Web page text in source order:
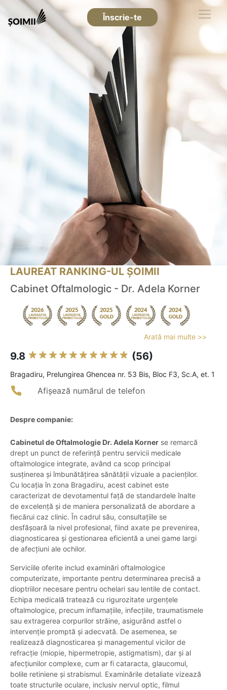
Înscrie-te
LAUREAT RANKING-UL ȘOIMII
Cabinet Oftalmologic - Dr. Adela Korner
Arată mai multe >>
9.8 (56)
Bragadiru, Prelungirea Ghencea nr. 53 Bis, Bloc F3, Sc.A, et. 1
Afișează numărul de telefon
Despre companie:
Cabinetul de Oftalmologie Dr. Adela Korner se remarcă
drept un punct de referință pentru servicii medicale
oftalmologice integrate, având ca scop principal
susținerea și îmbunătățirea sănătății vizuale a pacienților.
Cu locația în zona Bragadiru, acest cabinet este
caracterizat de devotamentul față de standardele înalte
de excelență și de maniera personalizată de abordare a
fiecărui caz clinic. În cadrul său, consultațiile se
desfășoară la nivel profesional, fiind axate pe prevenirea,
diagnosticarea și gestionarea eficientă a unei game largi
de afecțiuni ale ochilor.
Serviciile oferite includ examinări oftalmologice
computerizate, importante pentru determinarea precisă a
dioptriilor necesare pentru ochelari sau lentile de contact.
Echipa medicală tratează cu rigurozitate urgențele
oftalmologice, precum inflamațiile, infecțiile, traumatismele
sau extragerea corpurilor străine, asigurând astfel o
intervenție promptă și adecvată. De asemenea, se
realizează diagnosticarea și managementul vicilor de
refracție (miopie, hipermetropie, astigmatism), dar și al
afecțiunilor complexe, cum ar fi cataracta, glaucomul,
bolile retiniene și strabismul. Examinările detaliate vizează
toate structurile oculare, inclusiv nervul optic, filmul